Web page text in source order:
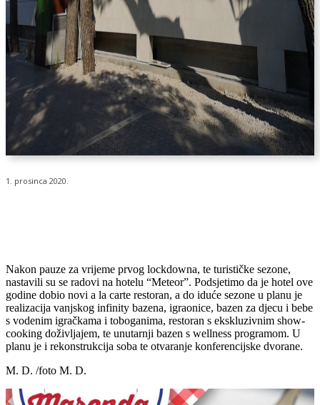
1. prosinca 2020.
Nakon pauze za vrijeme prvog lockdowna, te turističke sezone,
nastavili su se radovi na hotelu “Meteor”. Podsjetimo da je hotel ove
godine dobio novi a la carte restoran, a do iduće sezone u planu je
realizacija vanjskog infinity bazena, igraonice, bazen za djecu i bebe
s vodenim igračkama i toboganima, restoran s ekskluzivnim show-
cooking doživljajem, te unutarnji bazen s wellness programom. U
planu je i rekonstrukcija soba te otvaranje konferencijske dvorane.
M. D. /foto M. D.